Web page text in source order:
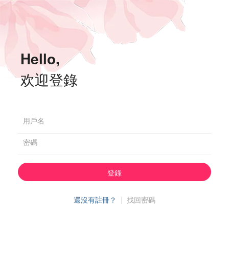
Hello,
欢迎登錄
用戶名
密碼
登錄
還沒有註冊？ | 找回密碼